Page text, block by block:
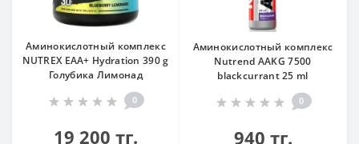
Аминокислотный комплекс
NUTREX EAA+ Hydration 390 g
Голубика Лимонад
0
19 200 тг.
Аминокислотный комплекс
Nutrend AAKG 7500
blackcurrant 25 ml
0
940 тг.